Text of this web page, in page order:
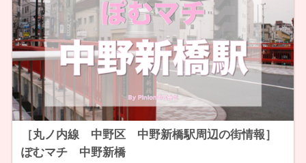
［丸ノ内線 中野区 中野新橋駅周辺の街情報］
ぽむマチ 中野新橋